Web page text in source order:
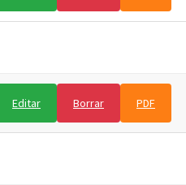
Editar Borrar PDF